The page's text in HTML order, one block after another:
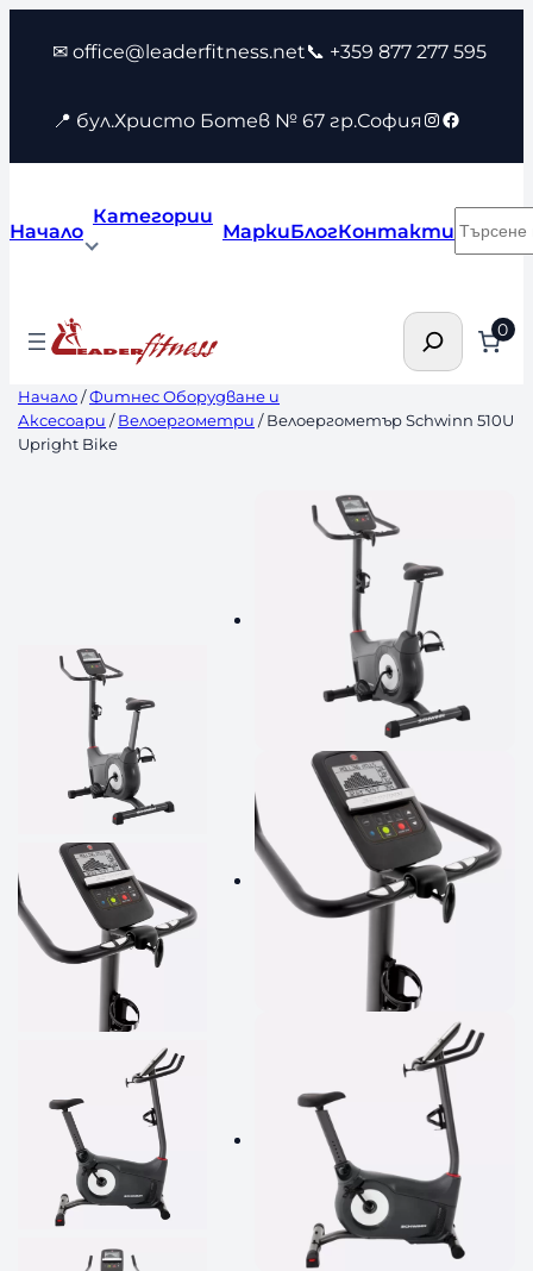
съдържанието
✉ office@leaderfitness.net📞 +359 877 277 595
📍 бул.Христо Ботев № 67 гр.София Instagram
Facebook
Начало
Категории
МаркиБлогКонтакти
Търсене 0
Начало/Фитнес Оборудване и
Аксесоари /Велоергометри / Велоергометър Schwinn 510U
Upright Bike